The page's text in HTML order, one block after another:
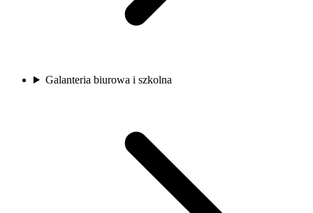
Galanteria biurowa i szkolna